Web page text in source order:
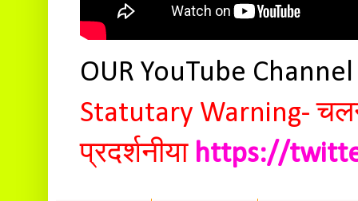
OUR YouTube
Statutary Warning-
प्रदर्शनीया https://